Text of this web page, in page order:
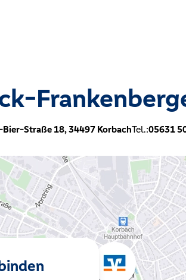
Straße 18,34497 KorbachTel.:05631